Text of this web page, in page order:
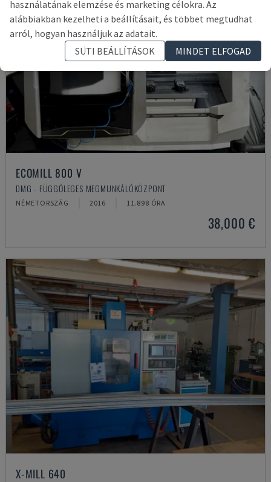
ECOMILL 800 V
DMG - FÜGGŐLEGES MEGMUNKÁLÓKÖZPONT
NÉMETORSZÁG 2016 11.898 ÓRA
38,000 €
X-MILL 640
használatának elemzése és marketing célokra. Az
alábbiakban kezelheti a beállításait, és többet megtudhat
arról, hogyan használjuk az adatait.
SÜTI BEÁLLÍTÁSOK
MINDET ELFOGAD